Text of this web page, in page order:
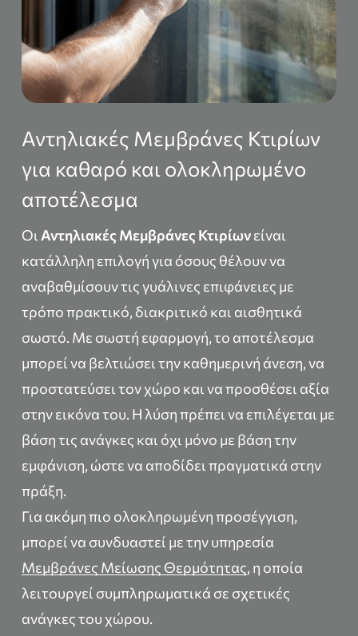
Αντηλιακές Μεμβράνες Κτιρίων
για καθαρό και ολοκληρωμένο
αποτέλεσμα
Οι Αντηλιακές Μεμβράνες Κτιρίωνείναι
κατάλληλη επιλογή για όσους θέλουν να
αναβαθμίσουν τις γυάλινες επιφάνειες με
τρόπο πρακτικό, διακριτικό και αισθητικά
σωστό. Με σωστή εφαρμογή, το αποτέλεσμα
μπορεί να βελτιώσει την καθημερινή άνεση, να
προστατεύσει τον χώρο και να προσθέσει αξία
στην εικόνα του. Η λύση πρέπει να επιλέγεται με
βάση τις ανάγκες και όχι μόνο με βάση την
εμφάνιση, ώστε να αποδίδει πραγματικά στην
πράξη.
Για ακόμη πιο ολοκληρωμένη προσέγγιση,
μπορεί να συνδυαστεί με την υπηρεσία
Μεμβράνες Μείωσης Θερμότητας, η οποία
λειτουργεί συμπληρωματικά σε σχετικές
ανάγκες του χώρου.